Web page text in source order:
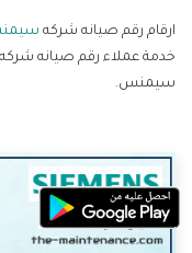
ارقام رقم صيانه شركه
خدمة عملاء رقم صيانه
سيمنس.